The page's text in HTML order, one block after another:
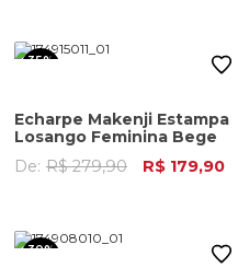
35%
Echarpe Makenji Estampa
Losango Feminina Bege
De: R$ 279,90 R$ 179,90
30%